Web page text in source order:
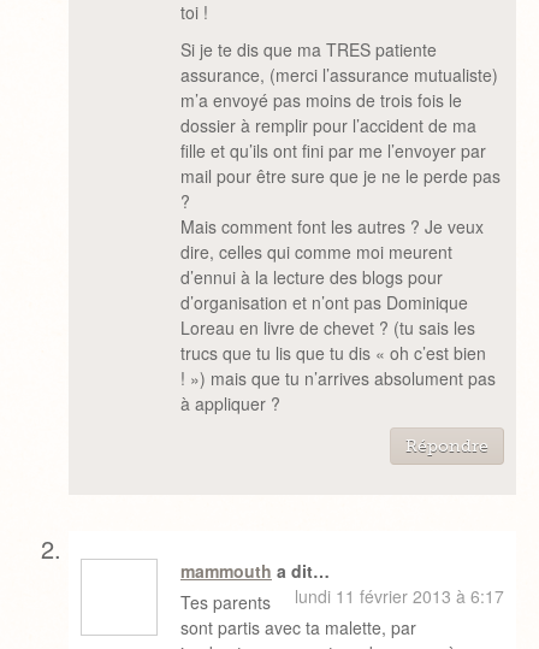
toi !
Si je te dis que ma TRES patiente
assurance, (merci l’assurance mutualiste)
m’a envoyé pas moins de trois fois le
dossier à remplir pour l’accident de ma
fille et qu’ils ont fini par me l’envoyer par
mail pour être sure que je ne le perde pas
?
Mais comment font les autres ? Je veux
dire, celles qui comme moi meurent
d’ennui à la lecture des blogs pour
d’organisation et n’ont pas Dominique
Loreau en livre de chevet ? (tu sais les
trucs que tu lis que tu dis « oh c’est bien
! ») mais que tu n’arrives absolument pas
à appliquer ?
Répondre
mammouth a dit…
lundi 11 février 2013 à 6:17
Tes parents
sont partis avec ta malette, par